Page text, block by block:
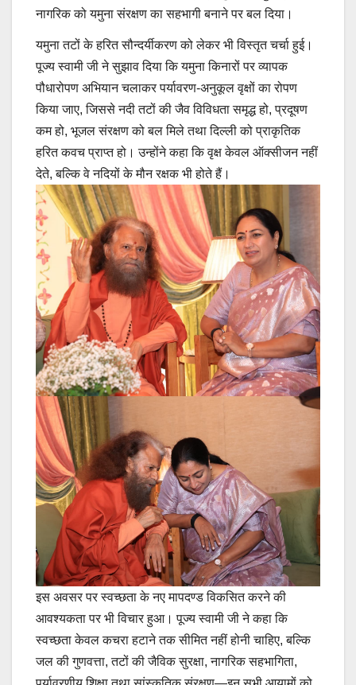
नागरिक को यमुना संरक्षण का सहभागी बनाने पर बल दिया।
यमुना तटों के हरित सौन्दर्यीकरण को लेकर भी विस्तृत चर्चा हुई।
पूज्य स्वामी जी ने सुझाव दिया कि यमुना किनारों पर व्यापक
पौधारोपण अभियान चलाकर पर्यावरण-अनुकूल वृक्षों का रोपण
किया जाए, जिससे नदी तटों की जैव विविधता समृद्ध हो, प्रदूषण
कम हो, भूजल संरक्षण को बल मिले तथा दिल्ली को प्राकृतिक
हरित कवच प्राप्त हो। उन्होंने कहा कि वृक्ष केवल ऑक्सीजन नहीं
देते, बल्कि वे नदियों के मौन रक्षक भी होते हैं।
इस अवसर पर स्वच्छता के नए मापदण्ड विकसित करने की
आवश्यकता पर भी विचार हुआ। पूज्य स्वामी जी ने कहा कि
स्वच्छता केवल कचरा हटाने तक सीमित नहीं होनी चाहिए, बल्कि
जल की गुणवत्ता, तटों की जैविक सुरक्षा, नागरिक सहभागिता,